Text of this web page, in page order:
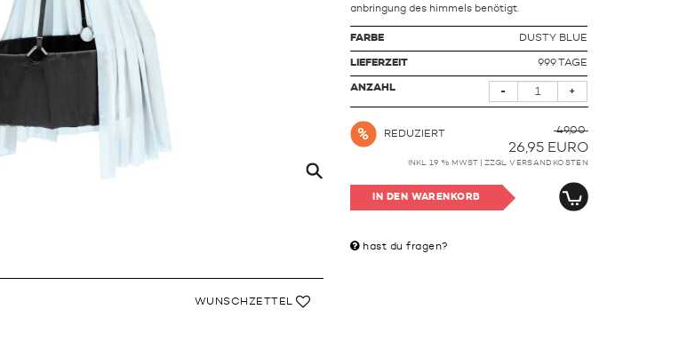
WUNSCHZETTEL
anbringung des himmels benötigt.
FARBE DUSTY BLUE
LIEFERZEIT 999 TAGE
ANZAHL - +
REDUZIERT 49,00
26,95EURO
INKL. 19 % MWST | ZZGL.VERSANDKOSTEN
IN DEN WARENKORB
hast du fragen?